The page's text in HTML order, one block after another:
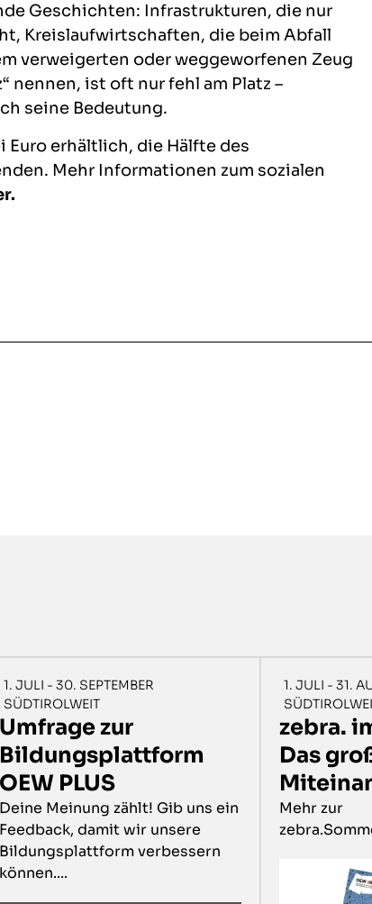
Geschichten: Infrastrukturen, die nur
Kreislaufwirtschaften, die beim Abfall
verweigerten oder weggeworfenen Zeug
nennen, ist oft nur fehl am Platz –
seine Bedeutung.
Euro erhältlich, die Hälfte des
Mehr Informationen zum sozialen
1. JULI - 30. SEPTEMBER
SÜDTIROLWEIT
Umfrage zur
Bildungsplattform
OEW PLUS
Deine Meinung zählt! Gib uns ein
Feedback, damit wir unsere
Bildungsplattform verbessern
können....
1. JULI - 31.
zebra.
Das
Mehr zur